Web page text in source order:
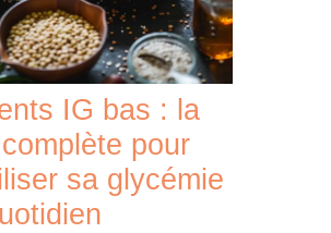
IG bas : la
complète pour
sa glycémie